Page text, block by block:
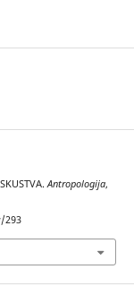
Antropologija,
293